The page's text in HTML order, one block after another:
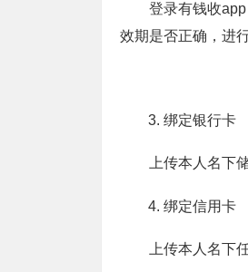
登录有钱收
效期是否正确，进
绑定银行卡
上传本人名下
绑定信用卡
上传本人名下